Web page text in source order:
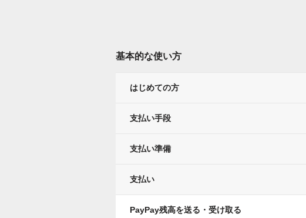
基本的な使い方
はじめての方
支払い手段
支払い準備
支払い
PayPay残高を送る・受け取る